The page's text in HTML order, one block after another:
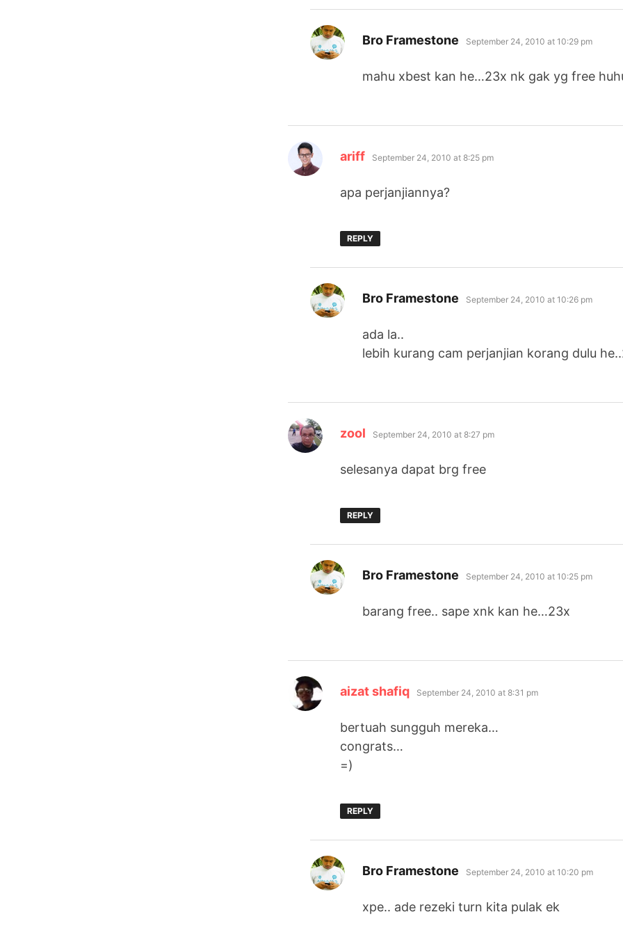
Bro Framestone says:
September 24, 2010 at 10:29 pm
mahu xbest kan he…23x nk gak yg free
ariff says:
September 24, 2010 at 8:25 pm
apa perjanjiannya?
REPLY
Bro Framestone says:
September 24, 2010 at 10:26 pm
ada la..
lebih kurang cam perjanjian korang dulu
zool says:
September 24, 2010 at 8:27 pm
selesanya dapat brg free
REPLY
Bro Framestone says:
September 24, 2010 at 10:25 pm
barang free.. sape xnk kan he…23x
aizat shafiq says:
September 24, 2010 at 8:31 pm
bertuah sungguh mereka…
congrats…
=)
REPLY
Bro Framestone says:
September 24, 2010 at 10:20 pm
xpe.. ade rezeki turn kita pulak ek